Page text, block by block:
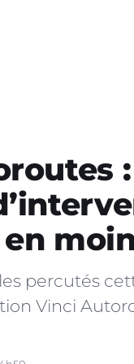
percutés
Vinci